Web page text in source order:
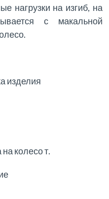
нагрузки на изгиб, на
с макальной
изделия
колесо т.